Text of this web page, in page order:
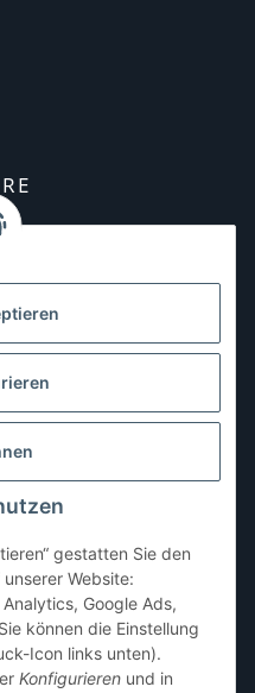
gestatten Sie den
Website:
Google Ads,
können die Einstellung
Icon links unten).
Konfigurieren und in
Uhr
Uhr
Uhr